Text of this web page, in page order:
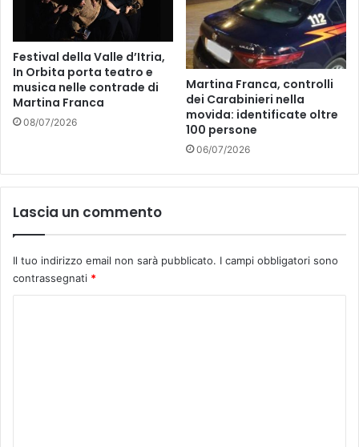
Festival della Valle d’Itria,
In Orbita porta teatro e
musica nelle contrade di
Martina Franca
08/07/2026
Martina Franca, controlli
dei Carabinieri nella
movida: identificate oltre
100 persone
06/07/2026
Lascia un commento
Il tuo indirizzo email non sarà pubblicato. I campi obbligatori sono
contrassegnati *